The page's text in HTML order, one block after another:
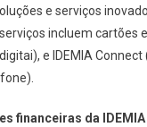
e serviços
incluem
e IDEMIA
financeiras da